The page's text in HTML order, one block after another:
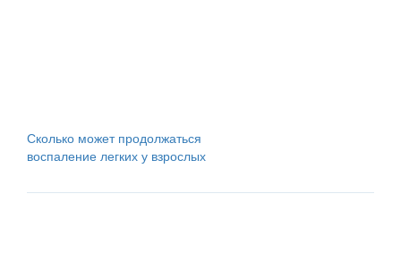
Сколько может продолжаться
воспаление легких у взрослых